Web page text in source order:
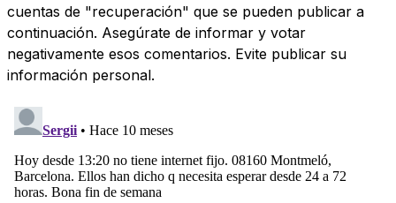
cuentas de "recuperación" que se pueden publicar a
continuación. Asegúrate de informar y votar
negativamente esos comentarios. Evite publicar su
información personal.